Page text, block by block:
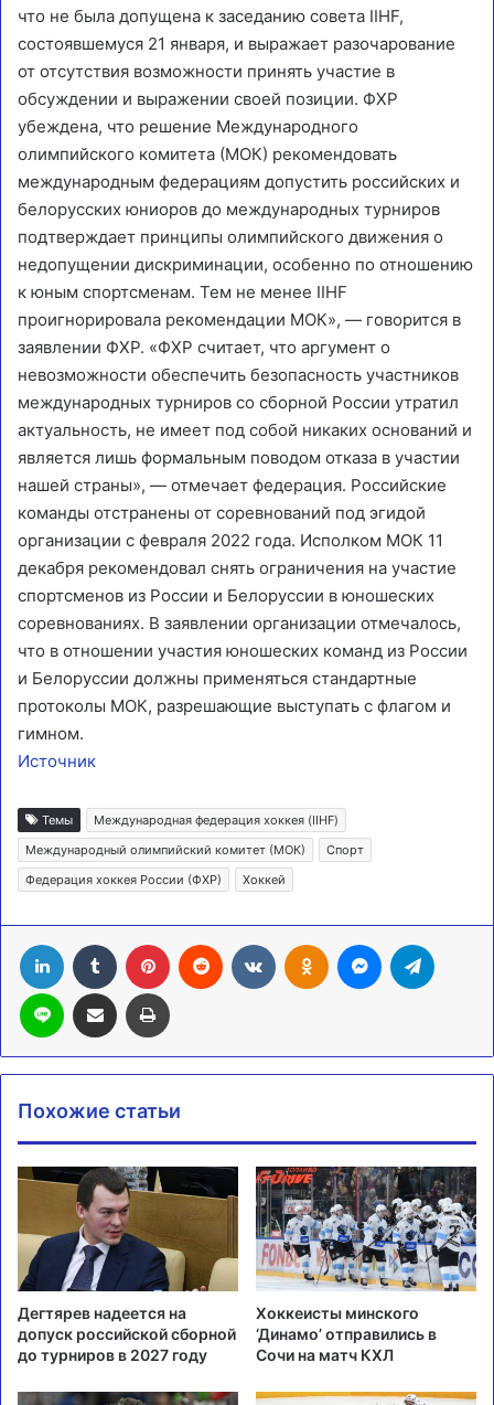
что не была допущена к заседанию совета IIHF,
состоявшемуся 21 января, и выражает разочарование
от отсутствия возможности принять участие в
обсуждении и выражении своей позиции. ФХР
убеждена, что решение Международного
олимпийского комитета (МОК) рекомендовать
международным федерациям допустить российских и
белорусских юниоров до международных турниров
подтверждает принципы олимпийского движения о
недопущении дискриминации, особенно по отношению
к юным спортсменам. Тем не менее IIHF
проигнорировала рекомендации МОК», — говорится в
заявлении ФХР. «ФХР считает, что аргумент о
невозможности обеспечить безопасность участников
международных турниров со сборной России утратил
актуальность, не имеет под собой никаких оснований и
является лишь формальным поводом отказа в участии
нашей страны», — отмечает федерация. Российские
команды отстранены от соревнований под эгидой
организации с февраля 2022 года. Исполком МОК 11
декабря рекомендовал снять ограничения на участие
спортсменов из России и Белоруссии в юношеских
соревнованиях. В заявлении организации отмечалось,
что в отношении участия юношеских команд из России
и Белоруссии должны применяться стандартные
протоколы МОК, разрешающие выступать с флагом и
гимном.
Источник
Темы
Международная федерация хоккея (IIHF)
Международный олимпийский комитет (МОК)
Спорт
Федерация хоккея России (ФХР)
Хоккей
LinkedIn Tumblr Pinterest Reddit ВконтактеОдноклассники
Messenger
Line Поделиться через электронную почту Печатать
Похожие статьи
Дегтярев надеется на
допуск российской сборной
до турниров в 2027 году
Хоккеисты минского
‘Динамо’ отправились в
Сочи на матч КХЛ